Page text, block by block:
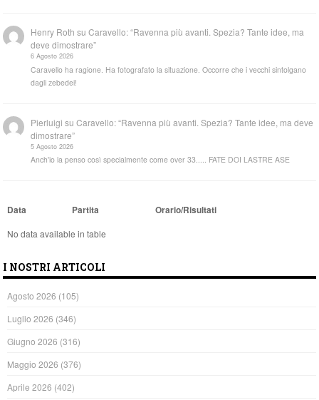
Henry Roth suCaravello: “Ravenna più avanti. Spezia? Tante idee, ma
deve dimostrare”
6 Agosto 2026
Caravello ha ragione. Ha fotografato la situazione. Occorre che i vecchi sintolgano
dagli zebedei!
Pierluigi suCaravello: “Ravenna più avanti. Spezia? Tante idee, ma deve
dimostrare”
5 Agosto 2026
Anch'io la penso così specialmente come over 33..... FATE DOI LASTRE ASE
Data Partita Orario/Risultati
No data available in table
I NOSTRI ARTICOLI
Agosto 2026 (105)
Luglio 2026 (346)
Giugno 2026 (316)
Maggio 2026 (376)
Aprile 2026 (402)